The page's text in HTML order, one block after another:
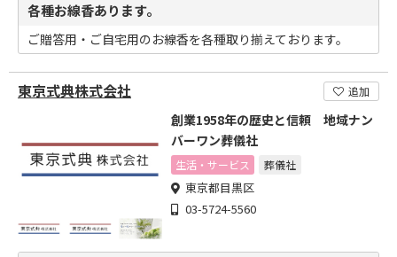
各種お線香あります。
ご贈答用・ご自宅用のお線香を各種取り揃えております。
東京式典株式会社 追加
創業1958年の歴史と信頼 地域ナン
バーワン葬儀社
生活・サービス 葬儀社
東京都目黒区
03-5724-5560